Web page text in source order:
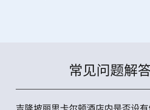
常见问题解
吉隆坡丽思卡尔顿酒店内是否设有